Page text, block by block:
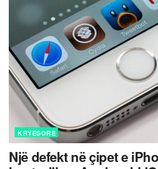
KRYESORE
Një defekt në çipet e